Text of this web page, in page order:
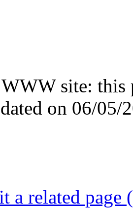
site: this
on 06/05/
a related